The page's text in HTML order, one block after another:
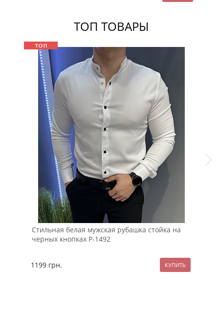
ТОП ТОВАРЫ
Стильная белая мужская рубашка стойка на
черных кнопках Р-1492
1199 грн.